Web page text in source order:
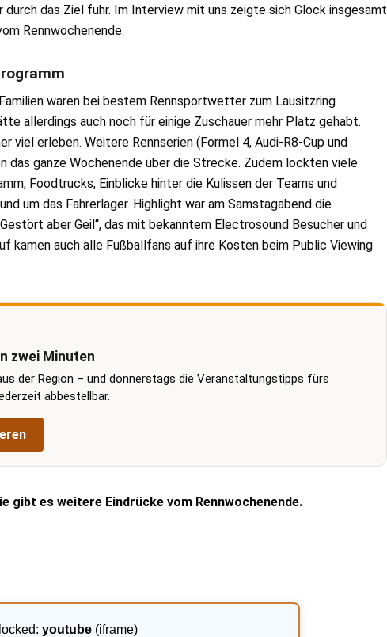
durch das Ziel fuhr. Im Interview mit uns zeigte sich Glock insgesamt
Rennwochenende.
waren bei bestem Rennsportwetter zum Lausitzring
allerdings auch noch für einige Zuschauer mehr Platz gehabt.
viel erleben. Weitere Rennserien (Formel 4, Audi-R8-Cup und
das ganze Wochenende über die Strecke. Zudem lockten viele
Foodtrucks, Einblicke hinter die Kulissen der Teams und
um das Fahrerlager. Highlight war am Samstagabend die
aber Geil“, das mit bekanntem Electrosound Besucher und
kamen auch alle Fußballfans auf ihre Kosten beim Public Viewing
zwei Minuten
der Region – und donnerstags die Veranstaltungstipps fürs
abbestellbar.
gibt es weitere Eindrücke vom Rennwochenende.
youtube(iframe)